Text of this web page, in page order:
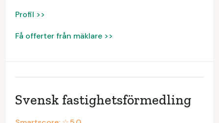
Profil >>
Få offerter från mäklare >>
Svensk fastighetsförmedling